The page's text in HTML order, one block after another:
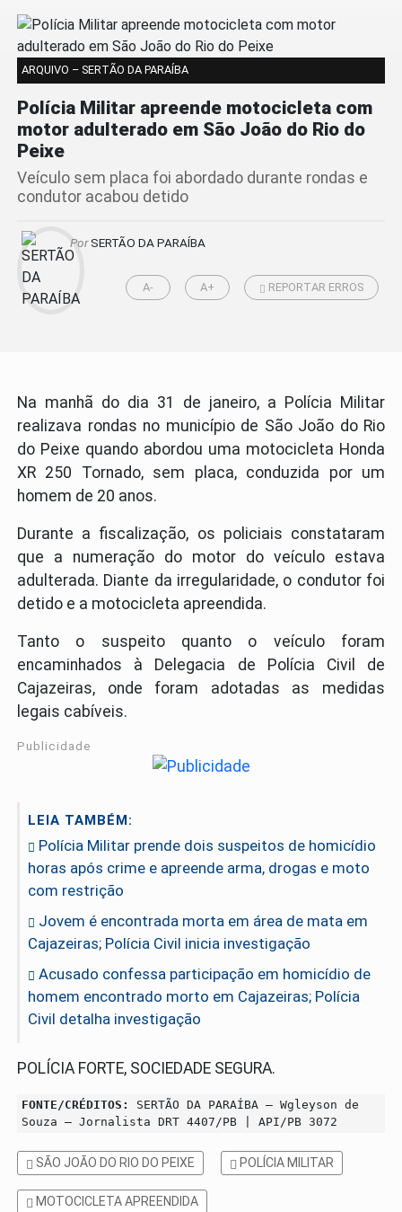
ARQUIVO – SERTÃO DA PARAÍBA
Polícia Militar apreende motocicleta com
motor adulterado em São João do Rio do
Peixe
Veículo sem placa foi abordado durante rondas e
condutor acabou detido
PorSERTÃO DA PARAÍBA
A- A+ REPORTAR ERROS
Na manhã do dia 31 de janeiro, a Polícia Militar
realizava rondas no município de São João do Rio
do Peixe quando abordou uma motocicleta Honda
XR 250 Tornado, sem placa, conduzida por um
homem de 20 anos.
Durante a fiscalização, os policiais constataram
que a numeração do motor do veículo estava
adulterada. Diante da irregularidade, o condutor foi
detido e a motocicleta apreendida.
Tanto o suspeito quanto o veículo foram
encaminhados à Delegacia de Polícia Civil de
Cajazeiras, onde foram adotadas as medidas
legais cabíveis.
Publicidade
LEIA TAMBÉM:
Polícia Militar prende dois suspeitos de homicídio
horas após crime e apreende arma, drogas e moto
com restrição
Jovem é encontrada morta em área de mata em
Cajazeiras; Polícia Civil inicia investigação
Acusado confessa participação em homicídio de
homem encontrado morto em Cajazeiras; Polícia
Civil detalha investigação
POLÍCIA FORTE, SOCIEDADE SEGURA.
FONTE/CRÉDITOS:
SERTÃO DA PARAÍBA – Wgleyson de
Souza – Jornalista DRT 4407/PB | API/PB 3072
SÃO JOÃO DO RIO DO PEIXE POLÍCIA MILITAR
MOTOCICLETA APREENDIDA